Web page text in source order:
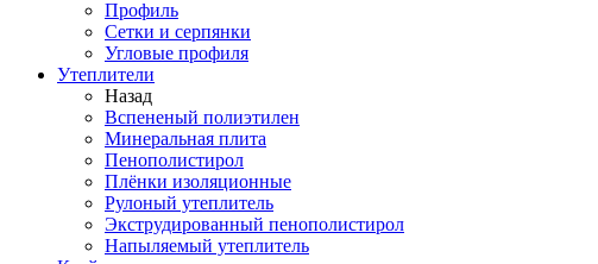
Профиль
Сетки и серпянки
Угловые профиля
Утеплители
Назад
Вспененый полиэтилен
Минеральная плита
Пенополистирол
Плёнки изоляционные
Рулоный утеплитель
Экструдированный пенополистирол
Напыляемый утеплитель